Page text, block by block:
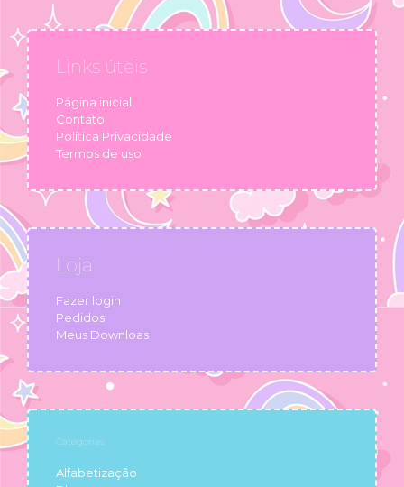
Links úteis
Página inicial
Contato
Política Privacidade
Termos de uso
Loja
Fazer login
Pedidos
Meus Downloas
Categorias
Alfabetização